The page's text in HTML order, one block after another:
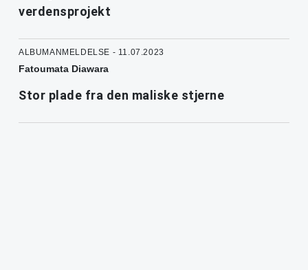
verdensprojekt
ALBUMANMELDELSE - 11.07.2023
Fatoumata Diawara
Stor plade fra den maliske stjerne